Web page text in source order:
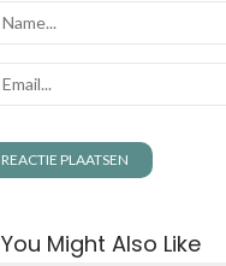
You Might Also Like